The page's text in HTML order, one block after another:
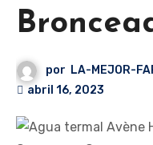
por LA-MEJOR-
abril 16, 2023